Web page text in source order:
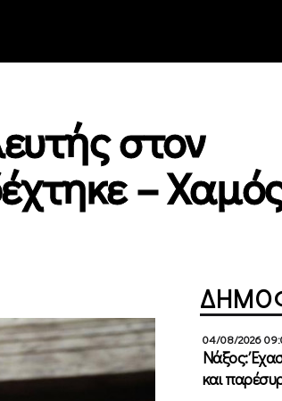
στον
–
04/08/2026
Νάξος:
και